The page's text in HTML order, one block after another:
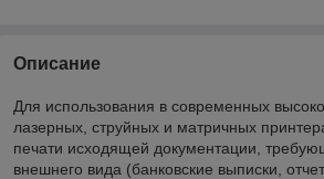
Описание
Для использования в современных
лазерных, струйных и матричных
печати исходящей документации,
внешнего вида (банковские выписки,